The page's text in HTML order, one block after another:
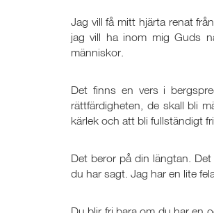
Jag vill få mitt hjärta renat
jag vill ha inom mig Guds
människor.
Det finns en vers i
rättfärdigheten, de skall bli
kärlek och att bli fullständigt
Det beror på din längtan.
du har sagt. Jag har en lite